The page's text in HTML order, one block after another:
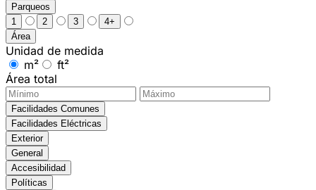
Parqueos
1
2 3
4+
Área
Unidad de medida
m²
ft²
Área total
Facilidades Comunes
Facilidades Eléctricas
Exterior
General
Accesibilidad
Políticas